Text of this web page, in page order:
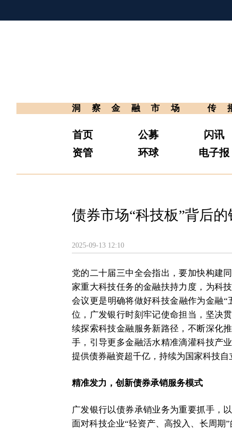
洞察金融市场 传
首页
资管
公募
环球
闪讯
电子报
债券市场“科技板”背后
2025-09-13 12:10
党的二十届三中全会指出，要加快构建
家重大科技任务的金融扶持力度，为科
会议更是明确将做好科技金融作为金融
位，广发银行时刻牢记使命担当，坚决
续探索科技金融服务新路径，不断深化
手，引导更多金融活水精准滴灌科技产
提供债券融资超千亿，持续为国家科技自
精准发力，创新债券承销服务模式
广发银行以债券承销业务为重要抓手，
面对科技企业“轻资产、高投入、长周期